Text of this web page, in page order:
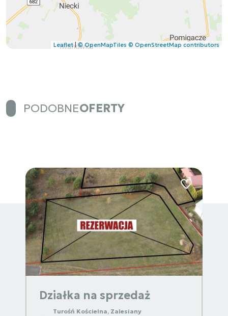
Leaflet|© OpenMapTiles © OpenStreetMap contributors
PODOBNEOFERTY
Dodaj do
Działka na sprzedaż
Turośń Kościelna, Zalesiany